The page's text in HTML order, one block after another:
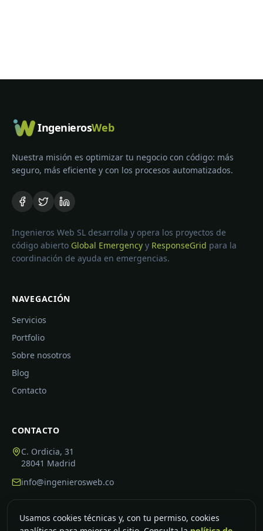
IngenierosWeb
Nuestra misión es optimizar tu negocio con código: más
seguro, más eficiente y con los procesos automatizados.
Ingenieros Web SL desarrolla y opera los proyectos de
código abierto Global Emergency y ResponseGrid para la
coordinación de ayuda en emergencias.
NAVEGACIÓN
Servicios
Portfolio
Sobre nosotros
Blog
Contacto
CONTACTO
C. Ordicia, 31
28041 Madrid
info@ingenierosweb.co
Usamos cookies técnicas y, con tu permiso, cookies